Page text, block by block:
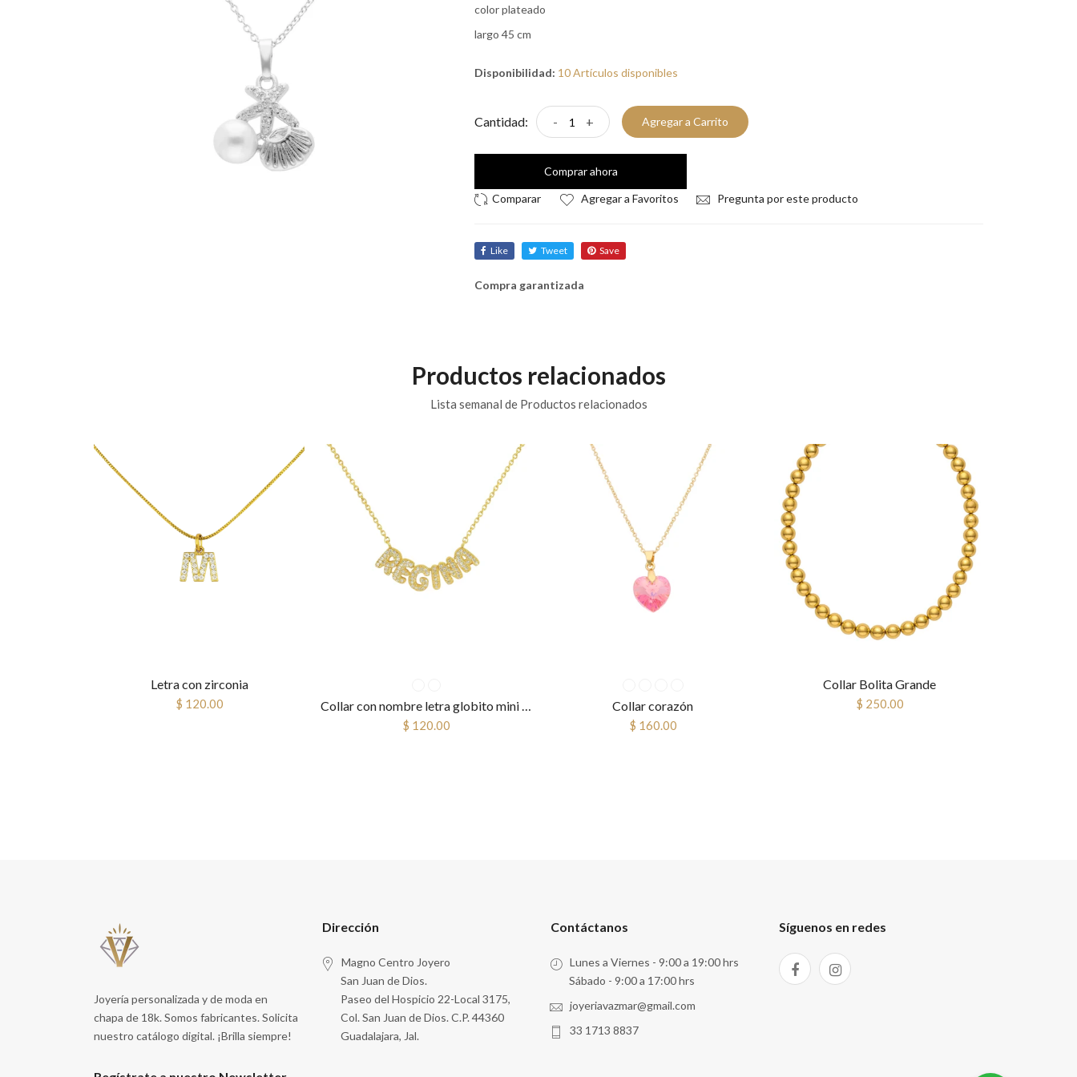
color plateado
largo 45 cm
Disponibilidad: 10 Artículos disponibles
Cantidad: - + Agregar a Carrito
Comprar ahora
Agregar a Favoritos
Pregunta por este producto
Like Tweet Save
Compra garantizada
Productos relacionados
Lista semanal de Productos relacionados
Letra con zirconia
$ 120.00 Collar con nombre letra globito mini con piedra
$ 120.00
Collar corazón
$ 160.00
Collar Bolita Grande
$ 250.00
Joyería personalizada y de moda en
chapa de 18k. Somos fabricantes. Solicita
nuestro catálogo digital. ¡Brilla siempre!
Dirección
Magno Centro Joyero
San Juan de Dios.
Paseo del Hospicio 22-Local 3175,
Col. San Juan de Dios. C.P. 44360
Guadalajara, Jal.
Contáctanos
Lunes a Viernes - 9:00 a 19:00 hrs
Sábado - 9:00 a 17:00 hrs
joyeriavazmar@gmail.com
33 1713 8837
Síguenos en redes